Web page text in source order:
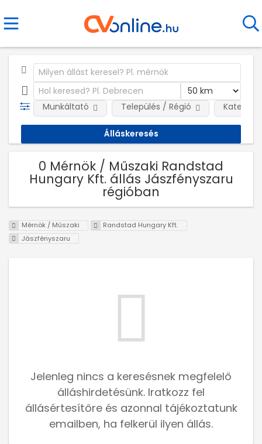
Munkáltató Település / Régió
0 Mérnök / Műszaki Randstad
Hungary Kft. állás Jászfényszaru
régióban
Mérnök / Műszaki
Randstad Hungary Kft.
Jászfényszaru
Jelenleg nincs a keresésnek megfelelő
álláshirdetésünk. Iratkozz fel
állásértesítőre és azonnal tájékoztatunk
emailben, ha felkerül ilyen állás.